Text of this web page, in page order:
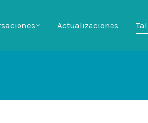
Actualizaciones
Actualizaciones